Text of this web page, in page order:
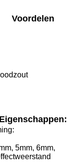
Voordelen
Eigenschappen:
5mm, 6mm,